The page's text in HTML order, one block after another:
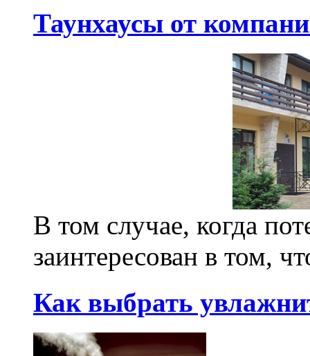
Таунхаусы от
В том случае, когда
заинтересован в том,
Как выбрать